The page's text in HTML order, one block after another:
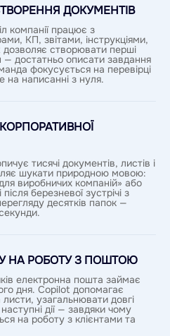
ДОКУМЕНТІВ
компанії працює з
КП, звітами, інструкціями,
створювати перші
— достатньо описати завдання
фокусується на перевірці
на написанні з нуля.
тисячі документів, листів і
шукати природною мовою:
виробничих компаній» або
березневої зустрічі з
десятків папок —
НА РОБОТУ З ПОШТОЮ
електронна пошта займає
дня. Copilot допомагає
узагальнювати довгі
дії — завдяки чому
на роботу з клієнтами та